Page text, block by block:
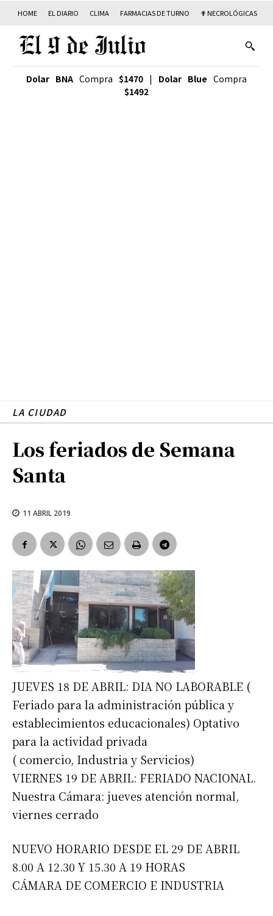
HOME EL DIARIO CLIMA FARMACIAS DE TURNO ✟ NECROLÓGICAS
Dolar BNA Compra $1470 | Dolar Blue Compra
$1492
LA CIUDAD
Los feriados de Semana
Santa
11 ABRIL 2019
JUEVES 18 DE ABRIL: DIA NO LABORABLE (
Feriado para la administración pública y
establecimientos educacionales) Optativo
para la actividad privada
( comercio, Industria y Servicios)
VIERNES 19 DE ABRIL: FERIADO NACIONAL.
Nuestra Cámara: jueves atención normal,
viernes cerrado
NUEVO HORARIO DESDE EL 29 DE ABRIL
8.00 A 12.30 Y 15.30 A 19 HORAS
CÁMARA DE COMERCIO E INDUSTRIA